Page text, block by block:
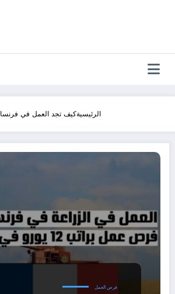
الرئيسيةكيف تجد العمل في فرنسا
فرص العمل